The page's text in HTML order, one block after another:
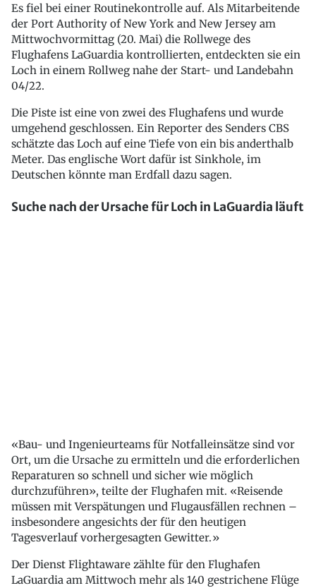
Es fiel bei einer Routinekontrolle auf. Als Mitarbeitende
der Port Authority of New York and New Jersey am
Mittwochvormittag (20. Mai) die Rollwege des
Flughafens LaGuardia kontrollierten, entdeckten sie ein
Loch in einem Rollweg nahe der Start- und Landebahn
04/22.
Die Piste ist eine von zwei des Flughafens und wurde
umgehend geschlossen. Ein Reporter des Senders CBS
schätzte das Loch auf eine Tiefe von ein bis anderthalb
Meter. Das englische Wort dafür ist Sinkhole, im
Deutschen könnte man Erdfall dazu sagen.
Suche nach der Ursache für Loch in LaGuardia läuft
«Bau- und Ingenieurteams für Notfalleinsätze sind vor
Ort, um die Ursache zu ermitteln und die erforderlichen
Reparaturen so schnell und sicher wie möglich
durchzuführen», teilte der Flughafen mit. «Reisende
müssen mit Verspätungen und Flugausfällen rechnen –
insbesondere angesichts der für den heutigen
Tagesverlauf vorhergesagten Gewitter.»
Der Dienst Flightaware zählte für den Flughafen
LaGuardia am Mittwoch mehr als 140 gestrichene Flüge